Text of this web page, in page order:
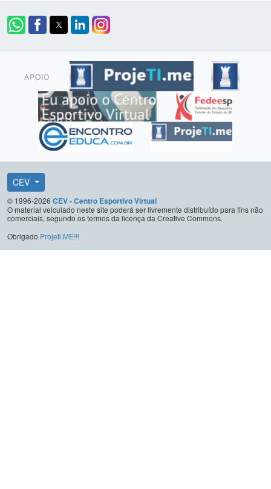
APOIO
CEV
© 1996-2026 CEV - Centro Esportivo Virtual
O material veiculado neste site poderá ser livremente distribuído para fins não
comerciais, segundo os termos da licença da Creative Commons.
Obrigado Projeti.ME!!!